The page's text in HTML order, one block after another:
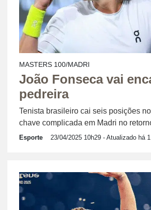
MASTERS 100/MADRI
João Fonseca vai
pedreira
Tenista brasileiro cai seis posições
chave complicada em Madri no
Esporte 23/04/2025 10h29 - Atualizado há